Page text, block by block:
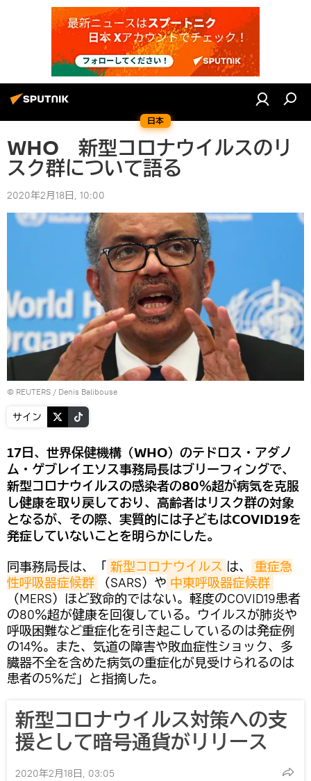
日本
WHO 新型コロナウイルスのリ
スク群について語る
2020年2月18日, 10:00
© REUTERS / Denis Balibouse
サイン
17日、世界保健機構（WHO）のテドロス・アダノ
ム・ゲブレイエソス事務局長はブリーフィングで、
新型コロナウイルスの感染者の80％超が病気を克服
し健康を取り戻しており、高齢者はリスク群の対象
となるが、その際、実質的には子どもはCOVID19を
発症していないことを明らかにした。
同事務局長は、「 新型コロナウイルス は、
重症急
性呼吸器症候群
（SARS）や 中東呼吸器症候群
（MERS）ほど致命的ではない。軽度のCOVID19患者
の80％超が健康を回復している。ウイルスが肺炎や
呼吸困難など重症化を引き起こしているのは発症例
の14％。また、気道の障害や敗血症性ショック、多
臓器不全を含めた病気の重症化が見受けられるのは
患者の5％だ」と指摘した。
新型コロナウイルス対策への支
援として暗号通貨がリリース
2020年2月18日, 03:05